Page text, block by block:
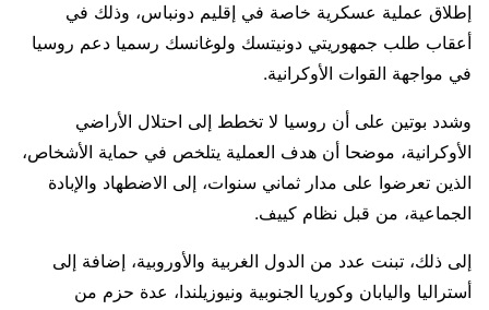
إطلاق عملية عسكرية خاصة في إقليم دونباس، وذلك في
أعقاب طلب جمهوريتي دونيتسك ولوغانسك رسميا دعم روسيا
في مواجهة القوات الأوكرانية.
وشدد بوتين على أن روسيا لا تخطط إلى احتلال الأراضي
الأوكرانية، موضحا أن هدف العملية يتلخص في حماية الأشخاص،
الذين تعرضوا على مدار ثماني سنوات، إلى الاضطهاد والإبادة
الجماعية، من قبل نظام كييف.
إلى ذلك، تبنت عدد من الدول الغربية والأوروبية، إضافة إلى
أستراليا واليابان وكوريا الجنوبية ونيوزيلندا، عدة حزم من